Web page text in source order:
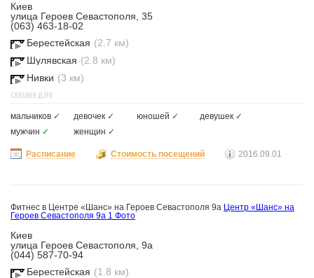
Киев
улица Героев Севастополя, 35
(063) 463-18-02
Берестейская (2.7 км)
Шулявская (2.8 км)
Нивки (3 км)
СЕКЦИЯ ДЛЯ
мальчиков ✓ девочек ✓ юношей ✓ девушек ✓
мужчин ✓ женщин ✓
Расписание Стоимость посещений 2016.09.01
Фитнес в Центре «Шанс» на Героев Севастополя 9а Центр «Шанс» на
Героев Севастополя 9а 1 Фото
Киев
улица Героев Севастополя, 9а
(044) 587-70-94
Берестейская (1.8 км)